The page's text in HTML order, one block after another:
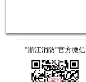
"浙江消防"官方微信